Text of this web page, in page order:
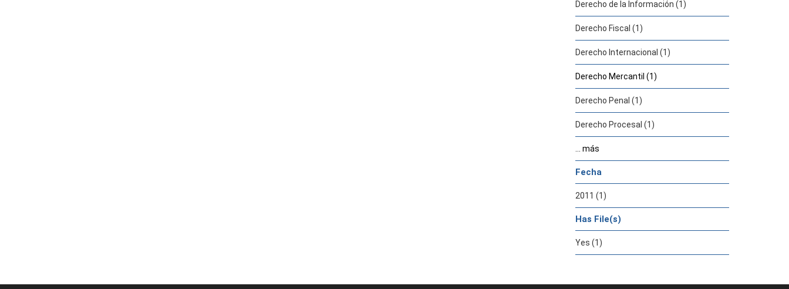
Derecho de la Información (1)
Derecho Fiscal (1)
Derecho Internacional (1)
Derecho Mercantil (1)
Derecho Penal (1)
Derecho Procesal (1)
... más
Fecha
2011 (1)
Has File(s)
Yes (1)